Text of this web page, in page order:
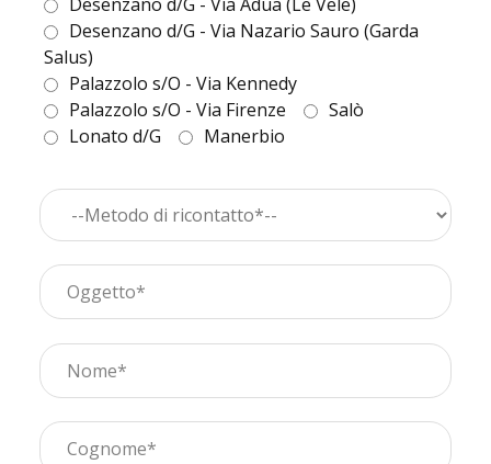
Desenzano d/G - Via Nazario Sauro (Garda
Salus)
Palazzolo s/O - Via Kennedy
Palazzolo s/O - Via Firenze
Salò
Lonato d/G
Manerbio